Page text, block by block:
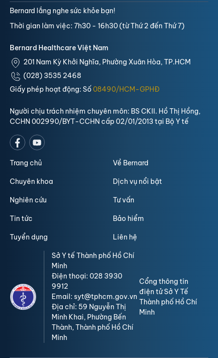
Bernard Healthcare Việt Nam
201 Nam Kỳ Khởi Nghĩa, Phường Xuân Hòa, TP.HCM
(028) 3535 2468
Giấy phép hoạt động: Số08490/HCM-GPHĐ
Người chịu trách nhiệm chuyên môn: BS CKII. Hồ Thị Hồng,
CCHN 002990/BYT-CCHN cấp 02/01/2013 tại Bộ Y tế
Bernard lắng nghe sức khỏe bạn!
Thời gian làm việc: 7h30 - 16h30 (từ Thứ 2 đến Thứ 7)
Trang chủ Về Bernard
Chuyên khoa Dịch vụ nổi bật
Nghiên cứu Tư vấn
Tin tức Bảo hiểm
Tuyển dụng Liên hệ
Sở Y tế Thành phố Hồ Chí
Minh
Điện thoại: 028 3930
9912
Email: syt@tphcm.gov.vn
Địa chỉ: 59 Nguyễn Thị
Minh Khai, Phường Bến
Thành, Thành phố Hồ Chí
Minh
Cổng thông tin
điện tử Sở Y Tế
Thành phố Hồ Chí
Minh